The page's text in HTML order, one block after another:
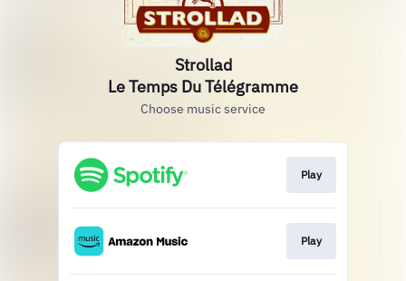
Strollad
Le Temps Du Télégramme
Choose music service
Play
Play